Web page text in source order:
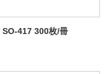
SO-417 300枚/冊